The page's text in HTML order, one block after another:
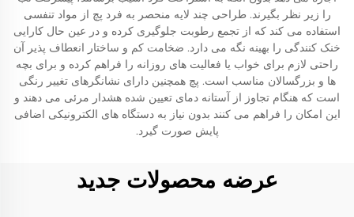
را زیر نظر بگیرند. طراحی چند لایه منحصر به فرد پچ از مواد تنفسی
استفاده می کند که از تجمع رطوبت جلوگیری کرده و در عین حال کارایی
خنک کنندگی را بهینه نگه می دارد. ضخامت کم و ساختار انعطاف پذیر آن
راحتی لازم برای خواب یا فعالیت های روزانه را فراهم کرده و برای بچه
ها و بزرگسالان مناسب است. پچ همچنین دارای نشانگرهای تغییر رنگی
است که هنگام تجاوز از آستانه دمای تعیین شده هشدار مرئی می دهند و
این امکان را فراهم می کنند بدون نیاز به دستگاه های الکترونیکی اضافی
پایش صورت گیرد.
عرضه محصولات جدید